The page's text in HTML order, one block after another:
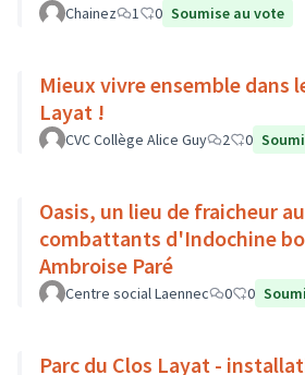
Chainez 1 0 Soumise au vote
Mieux vivre ensemble dans
Layat !
CVC Collège Alice Guy 2 0
Oasis, un lieu de fraicheur
combattants d'Indochine
Ambroise Paré
Centre social Laennec 0 0
Parc du Clos Layat -